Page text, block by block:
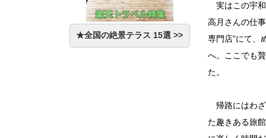
★全国の絶景テラス 15選 >>
実はこの宇和
高月さんの仕
専門店”にて、
へ。ここでも
た。
帰路にはわざ
た趣きある旅